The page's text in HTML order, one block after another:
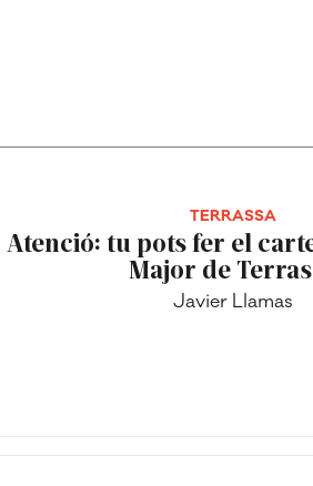
TERRASSA
Atenció: tu pots fer el
Major de
Javier Llamas